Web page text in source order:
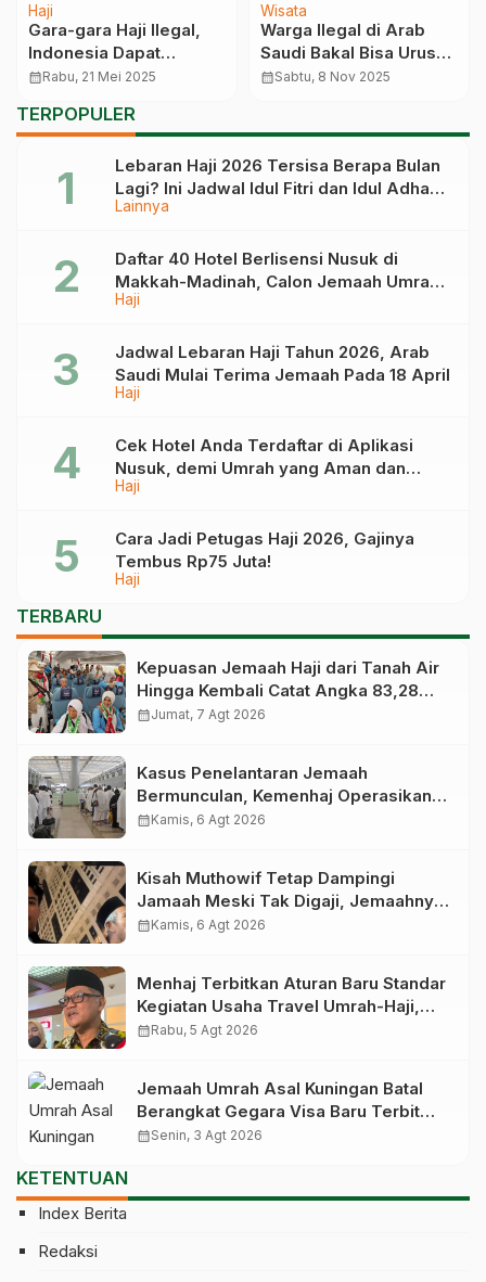
Haji
Gara-gara Haji Ilegal,
Indonesia Dapat
Peringatan dari Arab
calendar_monthRabu, 21 Mei 2025
Wisata
Warga Ilegal di Arab
Saudi Bakal Bisa Urus
Sendiri Proses
calendar_monthSabtu, 8 Nov 2025
TERPOPULER
Lainnya
Lebaran Haji 2026 Tersisa Berapa Bulan
Lagi? Ini Jadwal Idul Fitri dan Idul Adha
Tahun Depan
Haji
Daftar 40 Hotel Berlisensi Nusuk di
Makkah-Madinah, Calon Jemaah Umrah
Cek di Sini
Haji
Jadwal Lebaran Haji Tahun 2026, Arab
Saudi Mulai Terima Jemaah Pada 18 April
Haji
Cek Hotel Anda Terdaftar di Aplikasi
Nusuk, demi Umrah yang Aman dan
Tidak Dimanipulasi
Haji
Cara Jadi Petugas Haji 2026, Gajinya
Tembus Rp75 Juta!
TERBARU
Kepuasan Jemaah Haji dari Tanah Air
Hingga Kembali Catat Angka 83,28
Persen
calendar_monthJumat, 7 Agt 2026
Kasus Penelantaran Jemaah
Bermunculan, Kemenhaj Operasikan
Posko Pengawasan di Bandara
calendar_monthKamis, 6 Agt 2026
Kisah Muthowif Tetap Dampingi
Jamaah Meski Tak Digaji, Jemaahnya
Korban Penelantaran Pihak Travel
calendar_monthKamis, 6 Agt 2026
Menhaj Terbitkan Aturan Baru Standar
Kegiatan Usaha Travel Umrah-Haji,
Siap-siap Disanksi Jika Melanggar
calendar_monthRabu, 5 Agt 2026
Jemaah Umrah Asal Kuningan Batal
Berangkat Gegara Visa Baru Terbit
Saat Pesawat Lepas Landas
calendar_monthSenin, 3 Agt 2026
KETENTUAN
Index Berita
Redaksi